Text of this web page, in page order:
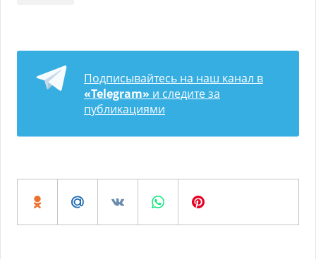
Подписывайтесь на наш канал в
«Telegram» и следите за
публикациями